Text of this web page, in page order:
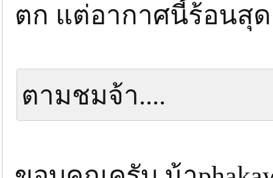
ตก แต่อากาศนี้ร้อนสุ
ตามชมจ้า....